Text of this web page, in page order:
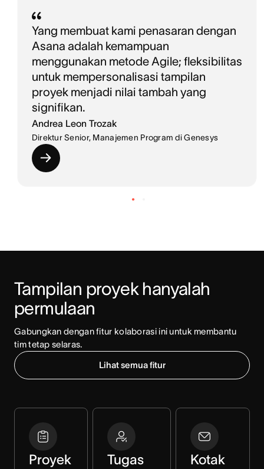
Yang membuat kami penasaran dengan
Asana adalah kemampuan
menggunakan metode Agile; fleksibilitas
untuk mempersonalisasi tampilan
proyek menjadi nilai tambah yang
signifikan.
Andrea Leon Trozak
Direktur Senior, Manajemen Program di Genesys
Tampilan proyek hanyalah
permulaan
Gabungkan dengan fitur kolaborasi ini untuk membantu
tim tetap selaras.
Lihat semua fitur
Proyek
Tugas
Kotak